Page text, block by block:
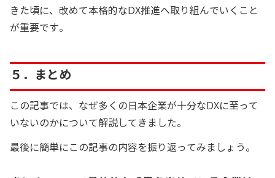
きた頃に、改めて本格的なDX推進へ取り組んでいくこと
が重要です。
５．まとめ
この記事では、なぜ多くの日本企業が十分なDXに至って
いないのかについて解説してきました。
最後に簡単にこの記事の内容を振り返ってみましょう。